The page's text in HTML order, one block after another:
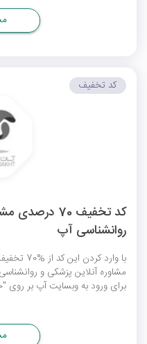
کد تخفیف 70
روانشناسی آپ
مشاوره آنلاین پزشکی و
برای ورود به وبسایت آپ بر روی
کد تخفیف